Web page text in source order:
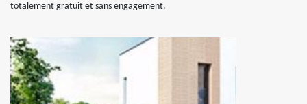
totalement gratuit et sans engagement.